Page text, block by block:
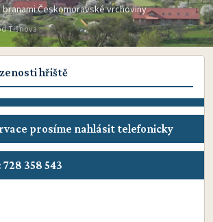
branami Českomoravské vrchoviny
Tišnova
hřiště
prosíme nahlásit telefonicky
358 543